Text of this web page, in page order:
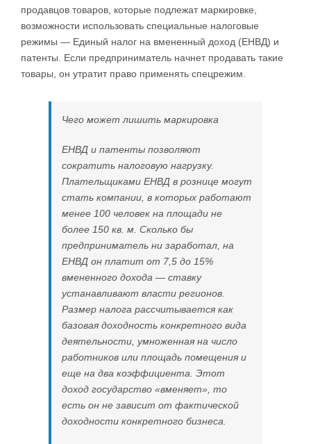
продавцов товаров, которые подлежат маркировке,
возможности использовать специальные налоговые
режимы — Единый налог на вмененный доход (ЕНВД) и
патенты. Если предприниматель начнет продавать такие
товары, он утратит право применять спецрежим.
Чего может лишить маркировка
ЕНВД и патенты позволяют
сократить налоговую нагрузку.
Плательщиками ЕНВД в рознице могут
стать компании, в которых работают
менее 100 человек на площади не
более 150 кв. м. Сколько бы
предприниматель ни заработал, на
ЕНВД он платит от 7,5 до 15%
вмененного дохода — ставку
устанавливают власти регионов.
Размер налога рассчитывается как
базовая доходность конкретного вида
деятельности, умноженная на число
работников или площадь помещения и
еще на два коэффициента. Этот
доход государство «вменяет», то
есть он не зависит от фактической
доходности конкретного бизнеса.